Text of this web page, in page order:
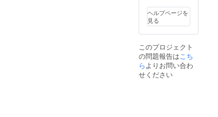
お一人
ご参加
の支援
金額で
複数人
でご参
加され
る場合
は宿泊
汗が気
になる
方には
最適で
（染め
材料・
色は季
節に
よって
ヘルプページを
見る
このプロジェクト
の問題報告はこち
らよりお問い合わ
せください